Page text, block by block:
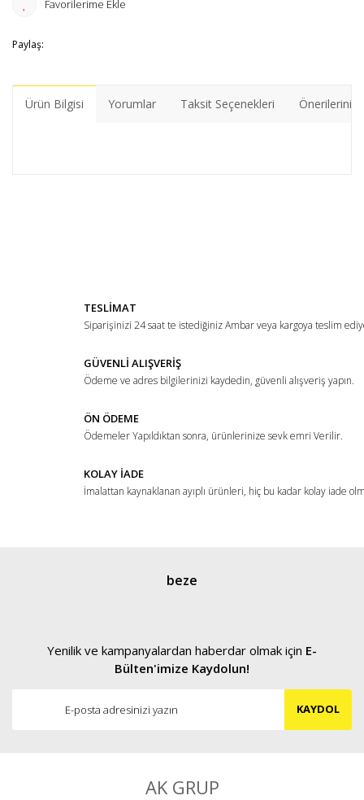
Paylaş:
Ürün Bilgisi Yorumlar Taksit Seçenekleri Önerileriniz
Ürün açıklamasında eksik bilgiler bulunuyor.
Ürün fiyatı diğer sitelerden daha pahalı.
Bu ürüne benzer farklı alternatifler olmalı.
Gönder
TESLİMAT
Siparişinizi 24 saat te istediğiniz Ambar veya kargoya teslim
GÜVENLİ ALIŞVERİŞ
Ödeme ve adres bilgilerinizi kaydedin, güvenli alışveriş yapın.
ÖN ÖDEME
Ödemeler Yapıldıktan sonra, ürünlerinize sevk emri Verilir.
KOLAY İADE
İmalattan kaynaklanan ayıplı ürünleri, hiç bu kadar kolay iade
beze
Yenilik ve kampanyalardan haberdar olmak için E-
Bülten'imize Kaydolun!
KAYDOL
AK GRUP